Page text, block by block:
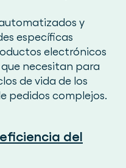
y
específicas
electrónicos
necesitan para
de vida de los
pedidos complejos.
del